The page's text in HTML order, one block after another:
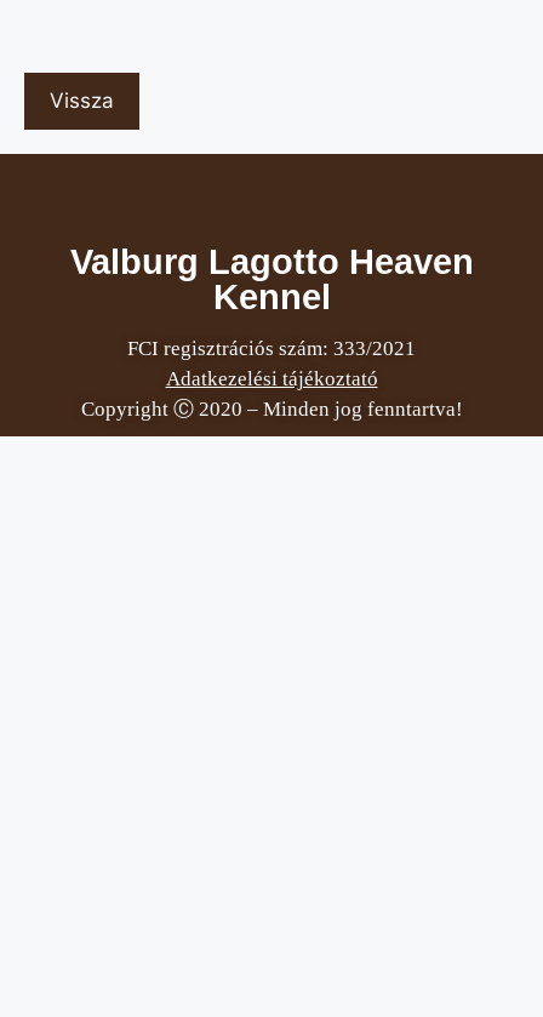
Vissza
Valburg Lagotto Heaven
Kennel
FCI regisztrációs szám: 333/2021
Adatkezelési tájékoztató
Copyright Ⓒ 2020 – Minden jog fenntartva!